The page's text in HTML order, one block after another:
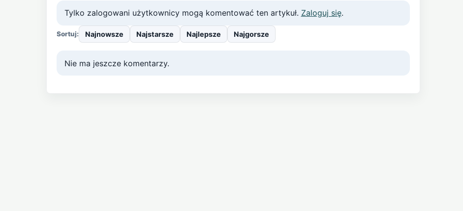
Tylko zalogowani użytkownicy mogą komentować ten artykuł. Zaloguj się.
Sortuj: Najnowsze Najstarsze Najlepsze Najgorsze
Nie ma jeszcze komentarzy.